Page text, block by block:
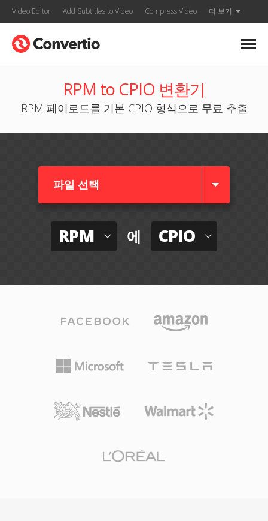
Video Editor Add Subtitles to Video Compress Video 더 보기
RPM to CPIO 변환기
RPM 페이로드를 기본 CPIO 형식으로 무료 추출
파일 선택
RPM 에 CPIO